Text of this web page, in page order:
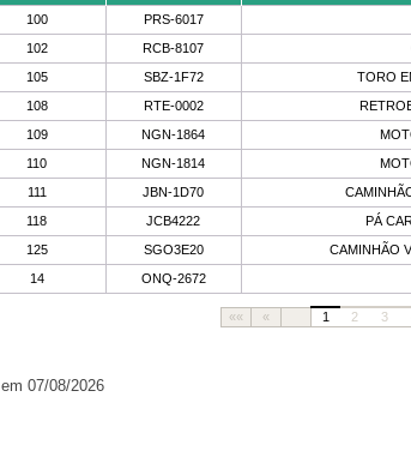
100 PRS-6017
102 RCB-8107
105 SBZ-1F72 TORO
108 RTE-0002
109 NGN-1864
110 NGN-1814
111 JBN-1D70
118 JCB4222 PÁ
125 SGO3E20 CAMINHÃO
14 ONQ-2672
«« « 1 2 3
07/08/2026